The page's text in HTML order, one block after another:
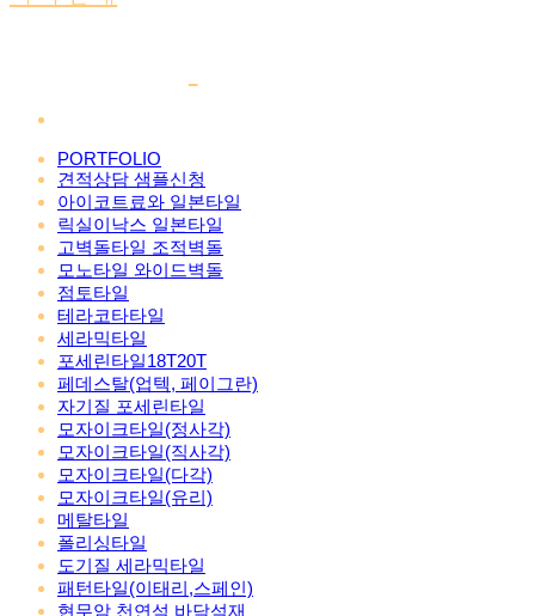
PORTFOLIO
견적상담 샘플신청
아이코트료와 일본타일
릭실이낙스 일본타일
고벽돌타일 조적벽돌
모노타일 와이드벽돌
점토타일
테라코타타일
세라믹타일
포세린타일18T20T
페데스탈(업텍, 페이그란)
자기질 포세린타일
모자이크타일(정사각)
모자이크타일(직사각)
모자이크타일(다각)
모자이크타일(유리)
메탈타일
폴리싱타일
도기질 세라믹타일
패턴타일(이태리,스페인)
현무암 천연석 바닥석재